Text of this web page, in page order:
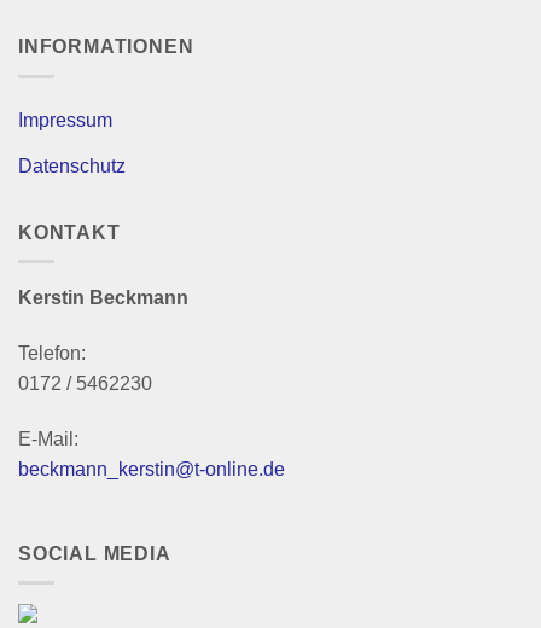
INFORMATIONEN
Impressum
Datenschutz
KONTAKT
Kerstin Beckmann
Telefon:
0172 / 5462230
E-Mail:
beckmann_kerstin@t-online.de
SOCIAL MEDIA